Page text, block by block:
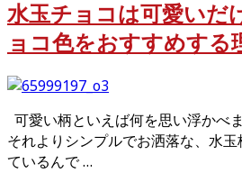
水玉チョコは可愛いだ
ョコ色をおすすめする
可愛い柄といえば何を思い浮かべ
それよりシンプルでお洒落な、水
ているんで …